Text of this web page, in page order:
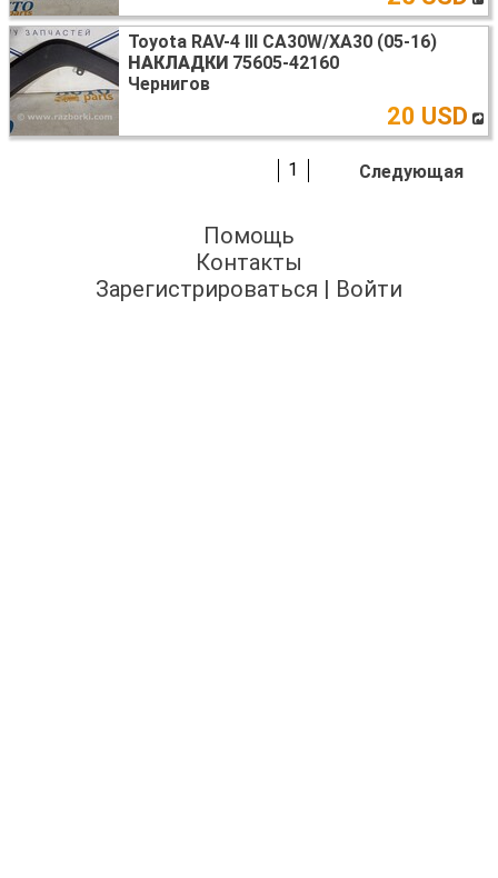
Toyota RAV-4 III CA30W/XA30 (05-16)
НАКЛАДКИ 75605-42160
Чернигов
20 USD
1 Следующая
Помощь
Контакты
Зарегистрироваться | Войти